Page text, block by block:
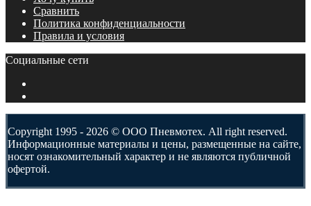
Сравнить
Политика конфиденциальности
Правила и условия
Социальные сети
Copyright 1995 - 2026 © ООО Пневмотех. All right reserved.
Информационные материалы и цены, размещенные на сайте,
носят ознакомительный характер и не являются публичной
офертой.